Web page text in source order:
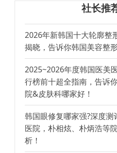
社长推
2026年新韩国十大轮廓整
揭晓，告诉你韩国美容整
2025~2026年度韩国医美
行榜前十超全指南，告诉
院&皮肤科哪家好！
韩国眼修复哪家强?深度测
医院，朴相炫、朴炳浩等
析！